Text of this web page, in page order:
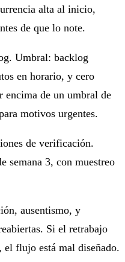
alta al inicio,
de que lo note.
Umbral: backlog
en horario, y cero
encima de un umbral de
motivos urgentes.
de verificación.
semana 3, con muestreo
ausentismo, y
Si el retrabajo
el flujo está mal diseñado.